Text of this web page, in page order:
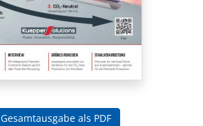
Gesamtausgabe als PDF